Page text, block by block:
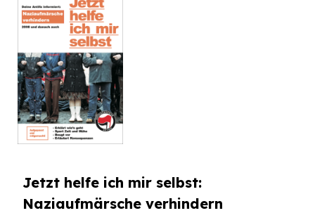
Jetzt helfe ich mir selbst:
Naziaufmärsche verhindern